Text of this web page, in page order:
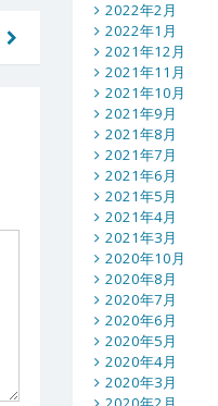
2022年2月
2022年1月
2021年12月
2021年11月
2021年10月
2021年9月
2021年8月
2021年7月
2021年6月
2021年5月
2021年4月
2021年3月
2020年10月
2020年8月
2020年7月
2020年6月
2020年5月
2020年4月
2020年3月